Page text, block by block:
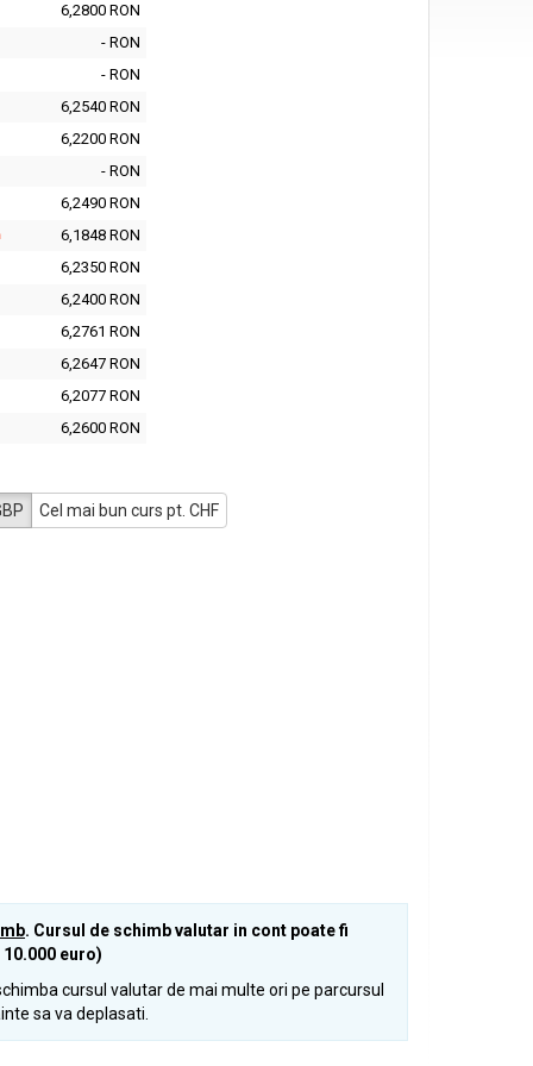
6,2800 RON
- RON
- RON
6,2540 RON
6,2200 RON
- RON
6,2490 RON
6,1848 RON
6,2350 RON
6,2400 RON
6,2761 RON
6,2647 RON
6,2077 RON
6,2600 RON
Cel mai bun curs pt. CHF
. Cursul de schimb valutar in cont poate fi
euro)
cursul valutar de mai multe ori pe parcursul
sa va deplasati.